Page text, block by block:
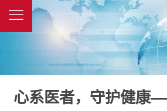
心系医者，守护健康